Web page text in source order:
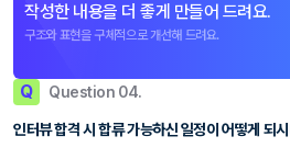
작성한 내용을 더 좋게 만들어 드려요.
구조와 표현을 구체적으로 개선해 드려요.
Q Question 04.
인터뷰 합격 시 합류 가능하신 일정이 어떻게 되